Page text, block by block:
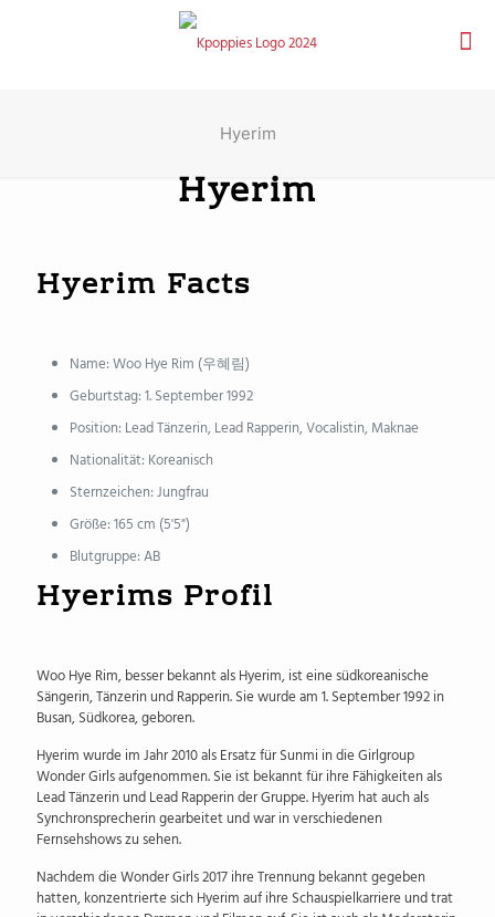
Hyerim
Hyerim
Hyerim Facts
Name: Woo Hye Rim (우혜림)
Geburtstag: 1. September 1992
Position: Lead Tänzerin, Lead Rapperin, Vocalistin, Maknae
Nationalität: Koreanisch
Sternzeichen: Jungfrau
Größe: 165 cm (5'5")
Blutgruppe: AB
Hyerims Profil
Woo Hye Rim, besser bekannt als Hyerim, ist eine südkoreanische
Sängerin, Tänzerin und Rapperin. Sie wurde am 1. September 1992 in
Busan, Südkorea, geboren.
Hyerim wurde im Jahr 2010 als Ersatz für Sunmi in die Girlgroup
Wonder Girls aufgenommen. Sie ist bekannt für ihre Fähigkeiten als
Lead Tänzerin und Lead Rapperin der Gruppe. Hyerim hat auch als
Synchronsprecherin gearbeitet und war in verschiedenen
Fernsehshows zu sehen.
Nachdem die Wonder Girls 2017 ihre Trennung bekannt gegeben
hatten, konzentrierte sich Hyerim auf ihre Schauspielkarriere und trat